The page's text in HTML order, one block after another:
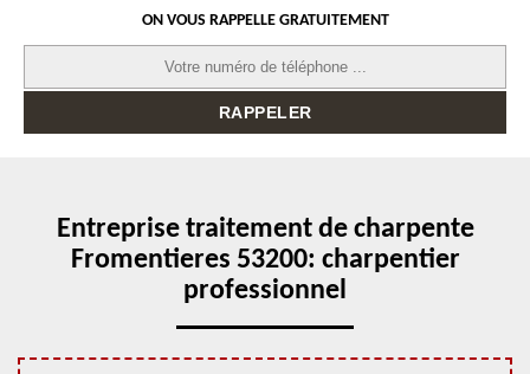
ON VOUS RAPPELLE GRATUITEMENT
Entreprise traitement de charpente
Fromentieres 53200: charpentier
professionnel